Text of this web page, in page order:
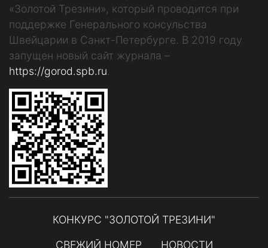
«Золотой Трезини», который проводится при
поддержке Генерального консульства
Швейцарии в Санкт-Петербурге. В 2019 году
запущен новый сайт журнала –
https://gorod.spb.ru.
КОНКУРС "ЗОЛОТОЙ ТРЕЗИНИ"
СВЕЖИЙ НОМЕР
НОВОСТИ